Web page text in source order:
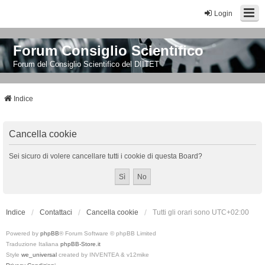
Login
Forum Consiglio Scientifico
Forum del Consiglio Scientifico del DIITET
Indice
Cancella cookie
Sei sicuro di volere cancellare tutti i cookie di questa Board?
Indice Contattaci Cancella cookie Tutti gli orari sono UTC+02:00
Powered by phpBB® Forum Software © phpBB Limited
Traduzione Italiana phpBB-Store.it
Style we_universal created by INVENTEA & v12mike